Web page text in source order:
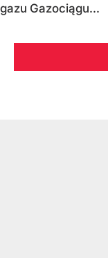
gazu Gazociągu...